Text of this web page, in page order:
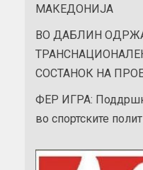
МАКЕДОНИЈА
ВО ДАБЛИН
СОСТАНОК НА
ФЕР ИГРА:
во спортските